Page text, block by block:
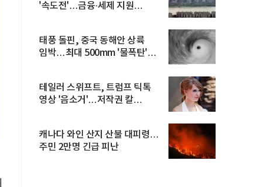
'속도전'…금융·세제 지원
태풍 돌핀, 중국 동해안 상륙
임박…최대 500mm '물폭탄'
테일러 스위프트, 트럼프 틱톡
영상 '음소거'…저작권 칼
캐나다 와인 산지 산불 대피령…
주민 2만명 긴급 피난